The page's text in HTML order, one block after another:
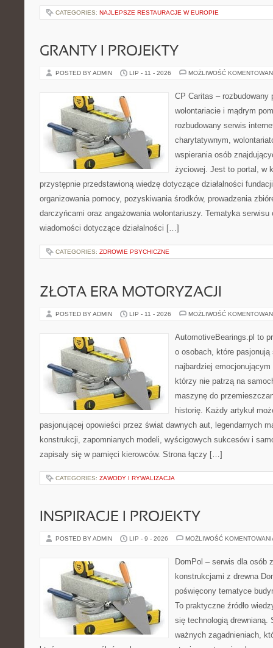
CATEGORIES: NAJLEPSZE RESTAURACJE W EUROPIE
GRANTY I PROJEKTY
POSTED BY ADMIN LIP - 11 - 2026 MOŻLIWOŚĆ
CP Caritas – rozbudowany
wolontariacie i mądrym
rozbudowany serwis
charytatywnym,
wspierania osób
życiowej. Jest to portal, w
przystępnie przedstawioną wiedzę dotyczące działalności
organizowania pomocy, pozyskiwania środków, prowadzenia
darczyńcami oraz angażowania wolontariuszy. Tematyka
wiadomości dotyczące działalności […]
CATEGORIES: ZDROWIE PSYCHICZNE
ZŁOTA ERA MOTORYZACJI
POSTED BY ADMIN LIP - 11 - 2026 MOŻLIWOŚĆ
AutomotiveBearings.pl to
o osobach, które
najbardziej
którzy nie patrzą na
maszynę do
historię. Każdy artykuł
pasjonującej opowieści przez świat dawnych aut, legendarnych
konstrukcji, zapomnianych modeli, wyścigowych sukcesów i
zapisały się w pamięci kierowców. Strona łączy […]
CATEGORIES: ZAWODY I RYWALIZACJA
INSPIRACJE I PROJEKTY
POSTED BY ADMIN LIP - 9 - 2026 MOŻLIWOŚĆ
DomPol – serwis dla osób
konstrukcjami z drewna
poświęcony tematyce
To praktyczne źródło
się technologią drewnianą.
ważnych zagadnieniach,